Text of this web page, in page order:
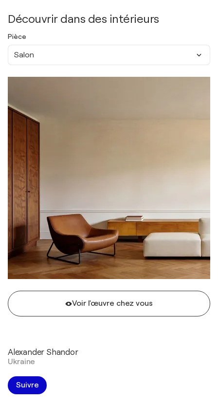
Découvrir dans des intérieurs
Pièce
Salon
Voir l'œuvre chez vous
Alexander Shandor
Ukraine
Suivre